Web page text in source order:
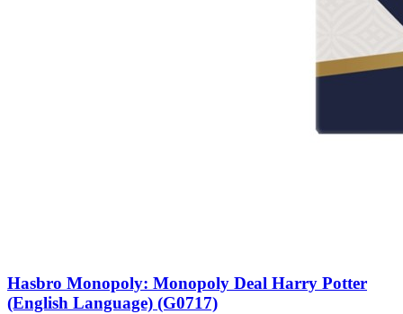
Hasbro Monopoly: Monopoly Deal Harry Potter
(English Language) (G0717)